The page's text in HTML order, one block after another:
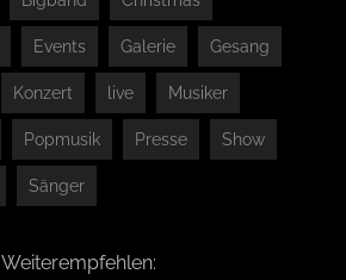
Events Galerie Gesang
Konzert live Musiker
Popmusik Presse Show
Sänger
Weiterempfehlen: